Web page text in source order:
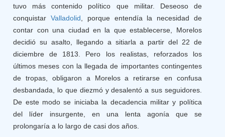
tuvo más contenido político que militar. Deseoso de
conquistar Valladolid , porque entendía la necesidad de
contar con una ciudad en la que establecerse, Morelos
decidió su asalto, llegando a sitiarla a partir del 22 de
diciembre de 1813. Pero los realistas, reforzados los
últimos meses con la llegada de importantes contingentes
de tropas, obligaron a Morelos a retirarse en confusa
desbandada, lo que diezmó y desalentó a sus seguidores.
De este modo se iniciaba la decadencia militar y política
del líder insurgente, en una lenta agonía que se
prolongaría a lo largo de casi dos años.